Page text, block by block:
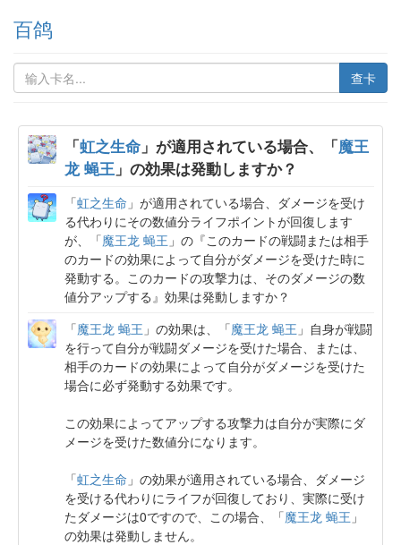
百鸽
查卡
「虹之生命 」が適用されている場合、「魔王
龙 蝇王 」の効果は発動しますか？
「虹之生命 」が適用されている場合、ダメージを受け
る代わりにその数値分ライフポイントが回復します
が、「魔王龙 蝇王 」の『このカードの戦闘または相手
のカードの効果によって自分がダメージを受けた時に
発動する。このカードの攻撃力は、そのダメージの数
値分アップする』効果は発動しますか？
「魔王龙 蝇王 」の効果は、「魔王龙 蝇王 」自身が戦闘
を行って自分が戦闘ダメージを受けた場合、または、
相手のカードの効果によって自分がダメージを受けた
場合に必ず発動する効果です。
この効果によってアップする攻撃力は自分が実際にダ
メージを受けた数値分になります。
「虹之生命 」の効果が適用されている場合、ダメージ
を受ける代わりにライフが回復しており、実際に受け
たダメージは0ですので、この場合、「魔王龙 蝇王 」
の効果は発動しません。